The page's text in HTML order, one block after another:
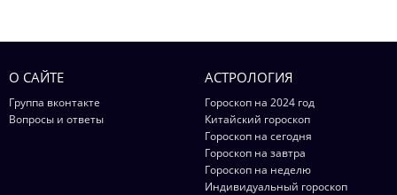
О САЙТЕ
Группа вконтакте
Вопросы и ответы
АСТРОЛОГИЯ
Гороскоп на 2024 год
Китайский гороскоп
Гороскоп на сегодня
Гороскоп на завтра
Гороскоп на неделю
Индивидуальный гороскоп